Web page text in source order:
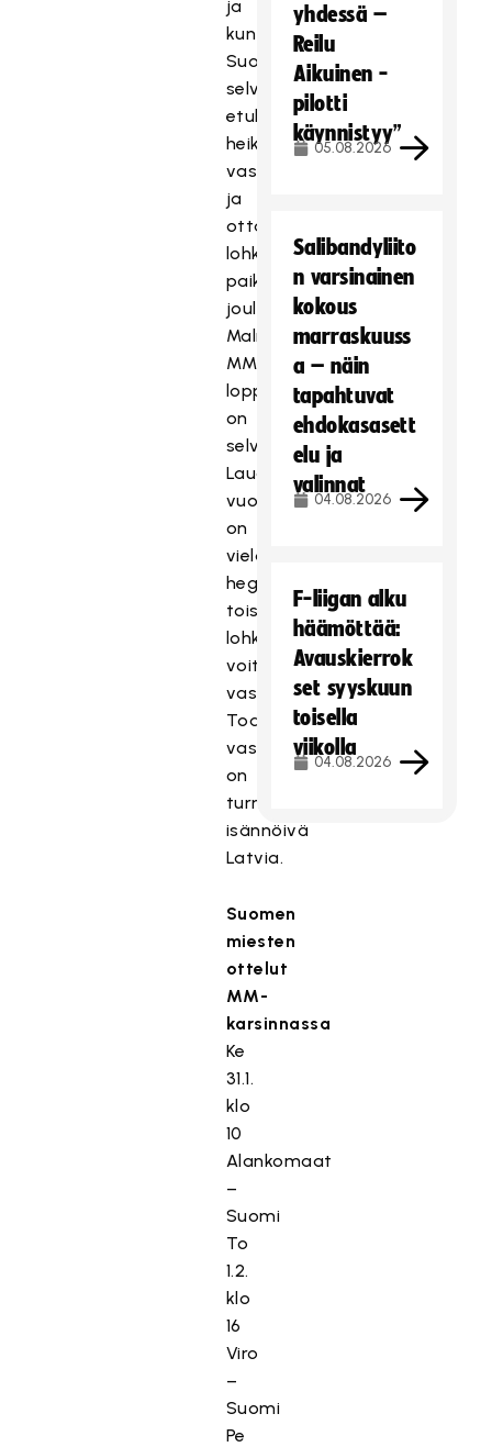
ja
kun
Suomi
selvittää
etukäteen
heikommat
vastustajansa
ja
ottaa
lohkovoiton,
paikka
joulukuun
Malmön
MM-
lopputurnaukseen
on
selviö.
Lauantaina
vuorossa
on
vielä
hegemoniaottelu
toisen
lohkon
voittajaa
vastaan.
Todennäköinen
vastus
on
turnausta
isännöivä
Latvia.
Suomen
miesten
ottelut
MM-
karsinnassa
Ke
31.1.
klo
10
Alankomaat
–
Suomi
To
1.2.
klo
16
Viro
–
Suomi
Pe
yhdessä –
Reilu
Aikuinen -
pilotti
käynnistyy”
05.08.2026
Salibandyliito
n varsinainen
kokous
marraskuuss
a – näin
tapahtuvat
ehdokasasett
elu ja
valinnat
04.08.2026
F-liigan alku
häämöttää:
Avauskierrok
set syyskuun
toisella
viikolla
04.08.2026